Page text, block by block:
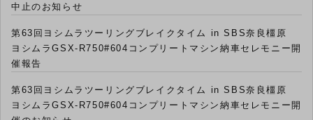
中止のお知らせ
第63回ヨシムラツーリングブレイクタイム in SBS奈良橿原
ヨシムラGSX-R750#604コンプリートマシン納車セレモニー開
催報告
第63回ヨシムラツーリングブレイクタイム in SBS奈良橿原
ヨシムラGSX-R750#604コンプリートマシン納車セレモニー開